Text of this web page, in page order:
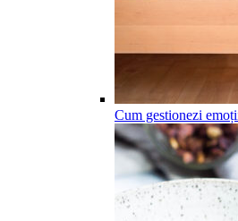
Cum gestionezi